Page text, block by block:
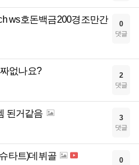
ws호돈백금200경조만간
0
댓글
없나요? 2
댓글
된거같음 3
댓글
타트)데뷔골 0